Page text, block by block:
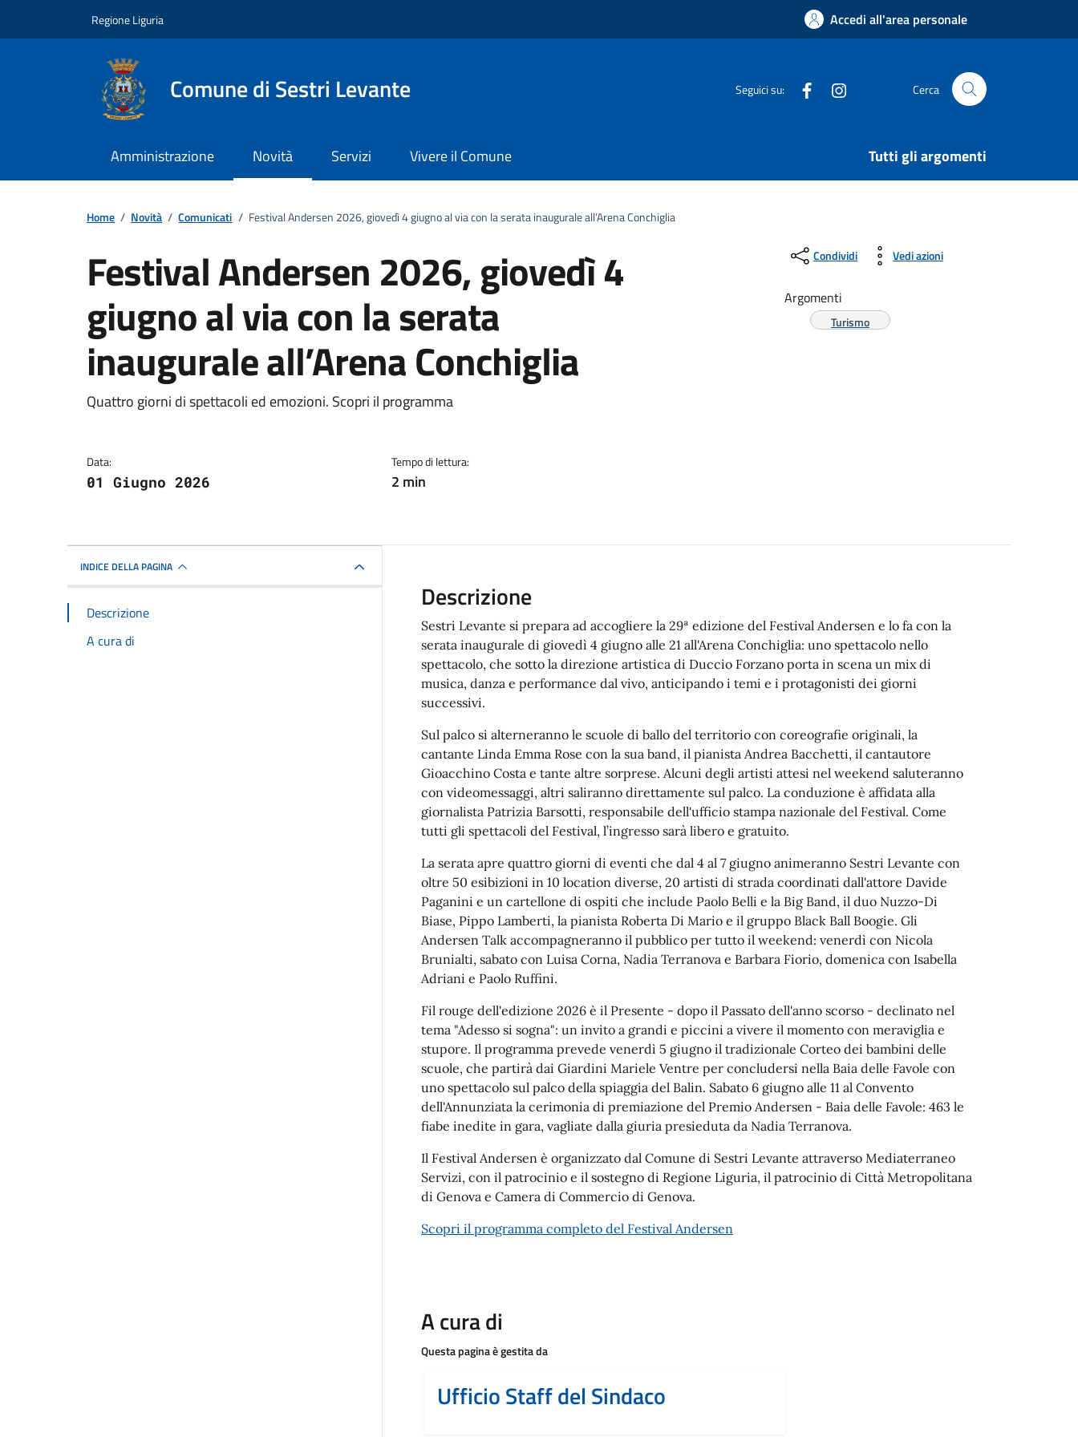
Regione Liguria Accedi all'area personale
Comune di Sestri Levante Seguici su: Facebook Cerca
Amministrazione Novità Servizi Vivere il Comune Tutti gli argomenti
Home / Novità / Comunicati / Festival Andersen 2026, giovedì 4 giugno al via con la serata inaugurale all’Arena Conchiglia
Festival Andersen 2026, giovedì 4
giugno al via con la serata
inaugurale all’Arena Conchiglia
Dettagli della notizia
Quattro giorni di spettacoli ed emozioni. Scopri il programma
Data:
01 Giugno 2026
Tempo di lettura:
2 min
Condividi Vedi azioni
Argomenti
Turismo
INDICE DELLA PAGINA
Descrizione
A cura di
Descrizione
Sestri Levante si prepara ad accogliere la 29ª edizione del Festival Andersen e lo fa con la
serata inaugurale di giovedì 4 giugno alle 21 all'Arena Conchiglia: uno spettacolo nello
spettacolo, che sotto la direzione artistica di Duccio Forzano porta in scena un mix di
musica, danza e performance dal vivo, anticipando i temi e i protagonisti dei giorni
successivi.
Sul palco si alterneranno le scuole di ballo del territorio con coreografie originali, la
cantante Linda Emma Rose con la sua band, il pianista Andrea Bacchetti, il cantautore
Gioacchino Costa e tante altre sorprese. Alcuni degli artisti attesi nel weekend saluteranno
con videomessaggi, altri saliranno direttamente sul palco. La conduzione è affidata alla
giornalista Patrizia Barsotti, responsabile dell'ufficio stampa nazionale del Festival. Come
tutti gli spettacoli del Festival, l’ingresso sarà libero e gratuito.
La serata apre quattro giorni di eventi che dal 4 al 7 giugno animeranno Sestri Levante con
oltre 50 esibizioni in 10 location diverse, 20 artisti di strada coordinati dall'attore Davide
Paganini e un cartellone di ospiti che include Paolo Belli e la Big Band, il duo Nuzzo-Di
Biase, Pippo Lamberti, la pianista Roberta Di Mario e il gruppo Black Ball Boogie. Gli
Andersen Talk accompagneranno il pubblico per tutto il weekend: venerdì con Nicola
Brunialti, sabato con Luisa Corna, Nadia Terranova e Barbara Fiorio, domenica con Isabella
Adriani e Paolo Ruffini.
Fil rouge dell'edizione 2026 è il Presente - dopo il Passato dell'anno scorso - declinato nel
tema "Adesso si sogna": un invito a grandi e piccini a vivere il momento con meraviglia e
stupore. Il programma prevede venerdì 5 giugno il tradizionale Corteo dei bambini delle
scuole, che partirà dai Giardini Mariele Ventre per concludersi nella Baia delle Favole con
uno spettacolo sul palco della spiaggia del Balin. Sabato 6 giugno alle 11 al Convento
dell'Annunziata la cerimonia di premiazione del Premio Andersen - Baia delle Favole: 463 le
fiabe inedite in gara, vagliate dalla giuria presieduta da Nadia Terranova.
Il Festival Andersen è organizzato dal Comune di Sestri Levante attraverso Mediaterraneo
Servizi, con il patrocinio e il sostegno di Regione Liguria, il patrocinio di Città Metropolitana
di Genova e Camera di Commercio di Genova.
Scopri il programma completo del Festival Andersen
A cura di
Questa pagina è gestita da
Ufficio Staff del Sindaco